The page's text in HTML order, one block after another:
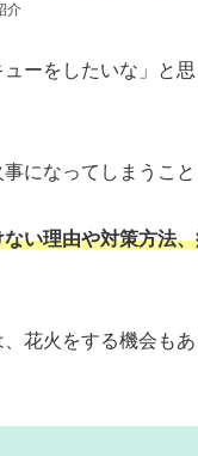
介
ーをしたいな」と
になってしまうこと
い理由や対策方法
花火をする機会も